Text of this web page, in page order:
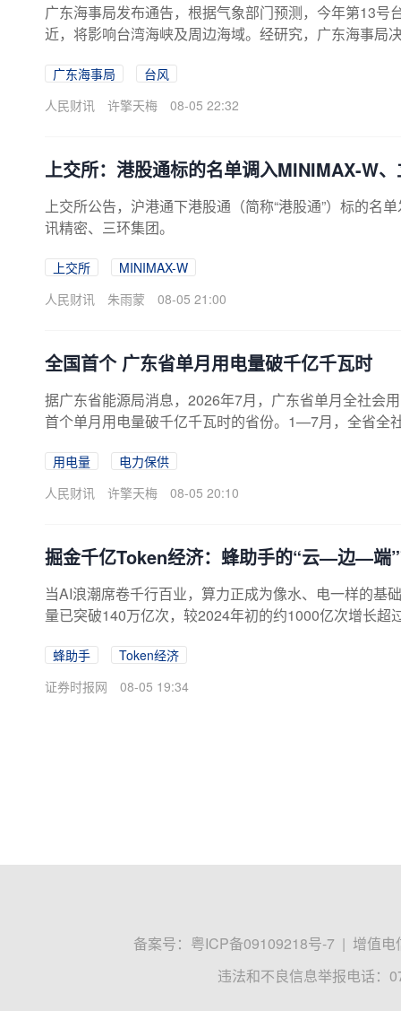
广东海事局发布通告，根据气象部门预测，今年第13号
近，将影响台湾海峡及周边海域。经研究，广东海事局
广东海事局
台风
人民财讯
许擎天梅 08-05 22:32
上交所：港股通标的名单调入MINIMAX-W
上交所公告，沪港通下港股通（简称“港股通”）标的名
讯精密、三环集团。
上交所
MINIMAX-W
人民财讯
朱雨蒙 08-05 21:00
全国首个 广东省单月用电量破千亿千瓦时
据广东省能源局消息，2026年7月，广东省单月全社会
首个单月用电量破千亿千瓦时的省份。1—7月，全省全
用电量
电力保供
人民财讯
许擎天梅 08-05 20:10
掘金千亿Token经济：蜂助手的“云—边—端
当AI浪潮席卷千行百业，算力正成为像水、电一样的基
量已突破140万亿次，较2024年初的约1000亿次增长超
董事长罗洪鹏表示：“这不是跨界，而是沿着通信赛道
云终端及算力运营，公司始终沿着通信主航道顺势而为
蜂助手
Token经济
证券时报网
08-05 19:34
备案号： 粤ICP备09109218号-7 | 增值电
违法和不良信息举报电话：